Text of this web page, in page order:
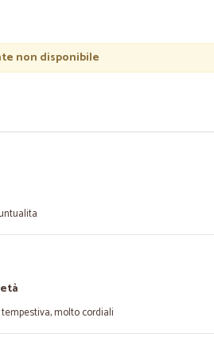
non disponibile
molto cordiali